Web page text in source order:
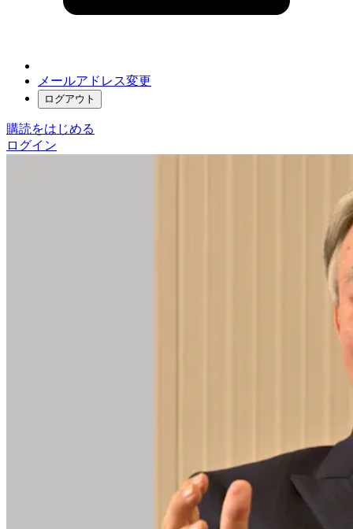
メールアドレス変更
ログアウト
購読をはじめる
ログイン